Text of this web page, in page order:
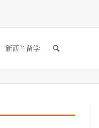
新西兰留学